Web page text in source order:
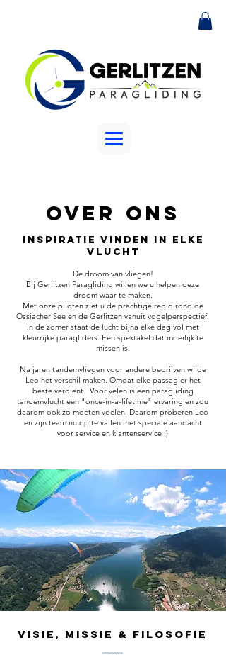
Over ons
Inspiratie vinden in elke
vlucht
De droom van vliegen!
Bij Gerlitzen Paragliding willen we u helpen deze
droom waar te maken.
Met onze piloten ziet u de prachtige regio rond de
Ossiacher See en de Gerlitzen vanuit vogelperspectief.
In de zomer staat de lucht bijna elke dag vol met
kleurrijke paragliders. Een spektakel dat moeilijk te
missen is.
Na jaren tandemvliegen voor andere bedrijven wilde
Leo het verschil maken. Omdat elke passagier het
beste verdient. Voor velen is een paragliding
tandemvlucht een "once-in-a-lifetime" ervaring en zou
daarom ook zo moeten voelen. Daarom proberen Leo
en zijn team nu op te vallen met speciale aandacht
voor service en klantenservice :)
Visie, Missie & Filosofie